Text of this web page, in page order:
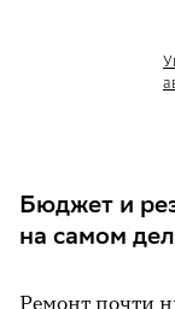
Бюджет и
на самом
Ремонт почти